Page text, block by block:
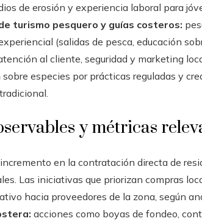
de erosión y experiencia laboral para
turismo pesquero y guías costeros:
(salidas de pesca, educación
al cliente, seguridad y marketing
especies por prácticas reguladas y
y métricas
incremento en la contratación directa de
Las iniciativas que priorizan compras
hacia proveedores de la zona, según
acciones como boyas de fondeo,